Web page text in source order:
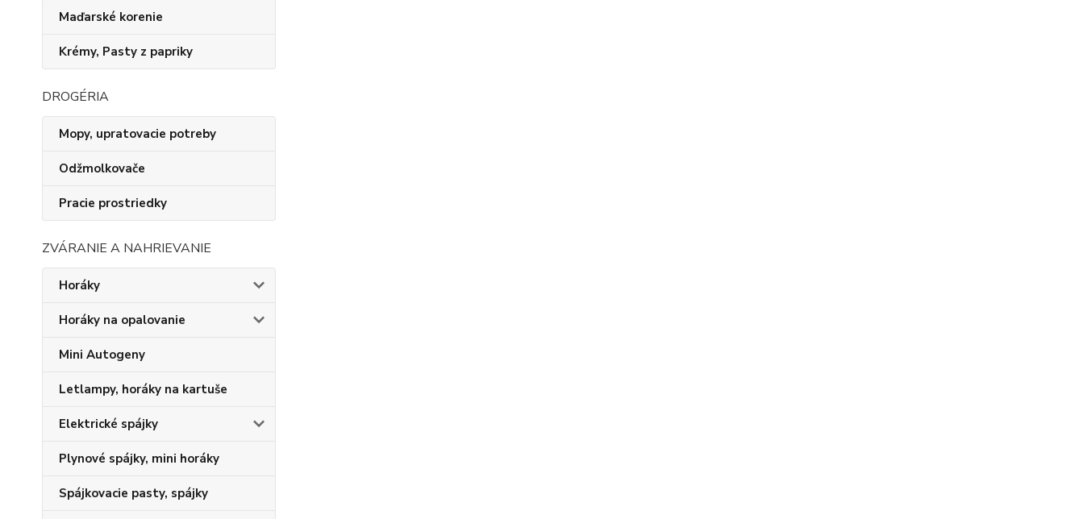
Maďarské korenie
Krémy, Pasty z papriky
DROGÉRIA
Mopy, upratovacie potreby
Odžmolkovače
Pracie prostriedky
ZVÁRANIE A NAHRIEVANIE
Horáky
Horáky na opalovanie
Mini Autogeny
Letlampy, horáky na kartuše
Elektrické spájky
Plynové spájky, mini horáky
Spájkovacie pasty, spájky